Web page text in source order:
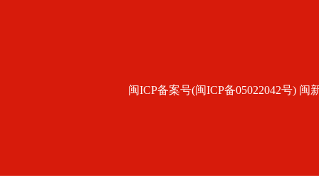
闽ICP备案号(闽ICP备05022042号) 闽